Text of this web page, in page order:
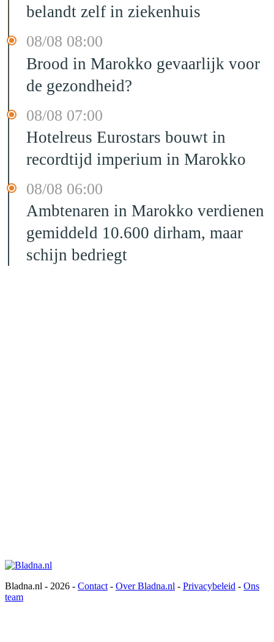
belandt zelf in ziekenhuis
08/08 08:00
Brood in Marokko gevaarlijk voor
de gezondheid?
08/08 07:00
Hotelreus Eurostars bouwt in
recordtijd imperium in Marokko
08/08 06:00
Ambtenaren in Marokko verdienen
gemiddeld 10.600 dirham, maar
schijn bedriegt
Bladna.nl - 2026 - Contact - Over Bladna.nl - Privacybeleid - Ons
team